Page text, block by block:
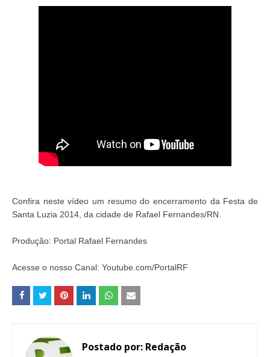
Confira neste vídeo um resumo do encerramento da Festa de
Santa Luzia 2014, da cidade de Rafael Fernandes/RN.
Produção: Portal Rafael Fernandes
Acesse o nosso Canal: Youtube.com/PortalRF
Postado por: Redação